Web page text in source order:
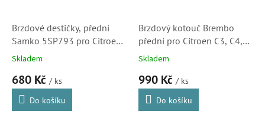
Brzdové destičky, přední
Samko 5SP793 pro Citroen
C5 2.0 16V, 2.0 HDi, 1.6HDi,
425288, 425346 )
Skladem
680 Kč / ks
Do košíku
Brzdový kotouč Brembo
přední pro Citroen C3, C4,
C4 Picasso, C5, Berlingo,
4246W2, 4249J6)
Skladem
990 Kč / ks
Do košíku